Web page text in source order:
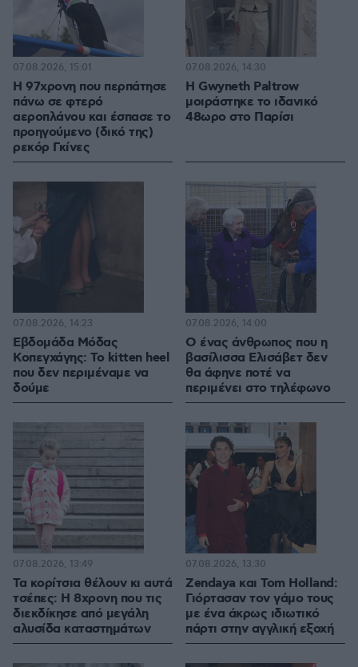
Η 97χρονη που περπάτησε
πάνω σε φτερό
αεροπλάνου και έσπασε το
προηγούμενο (δικό της)
ρεκόρ Γκίνες
07.08.2026, 15:01
Η Gwyneth Paltrow
μοιράστηκε το ιδανικό
48ωρο στο Παρίσι
07.08.2026, 14:30
Εβδομάδα Μόδας
Κοπεγχάγης: Το kitten heel
που δεν περιμέναμε να
δούμε
07.08.2026, 14:23
Ο ένας άνθρωπος που η
βασίλισσα Ελισάβετ δεν
θα άφηνε ποτέ να
περιμένει στο τηλέφωνο
07.08.2026, 14:00
Τα κορίτσια θέλουν κι αυτά
τσέπες: Η 8χρονη που τις
διεκδίκησε από μεγάλη
αλυσίδα καταστημάτων
07.08.2026, 13:49
Zendaya και Tom Holland:
Γιόρτασαν τον γάμο τους
με ένα άκρως ιδιωτικό
πάρτι στην αγγλική εξοχή
07.08.2026, 13:30